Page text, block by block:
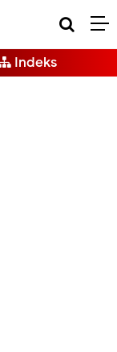
Indeks